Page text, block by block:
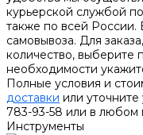
курьерской службой
также по всей России.
самовывоза. Для
количество, выберите
необходимости
Полные условия и
доставки или
783-93-58 или в любом
Инструменты